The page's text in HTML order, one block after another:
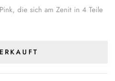
die sich am Zenit in 4 Teile